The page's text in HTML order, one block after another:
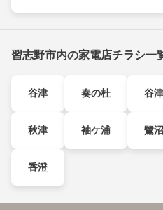
習志野市内の家電店チラシ一
谷津 奏の杜 谷
秋津 袖ケ浦 鷺沼
香澄